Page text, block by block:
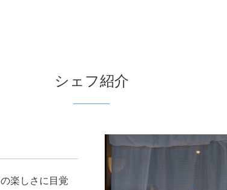
シェフ紹介
楽しさに目覚